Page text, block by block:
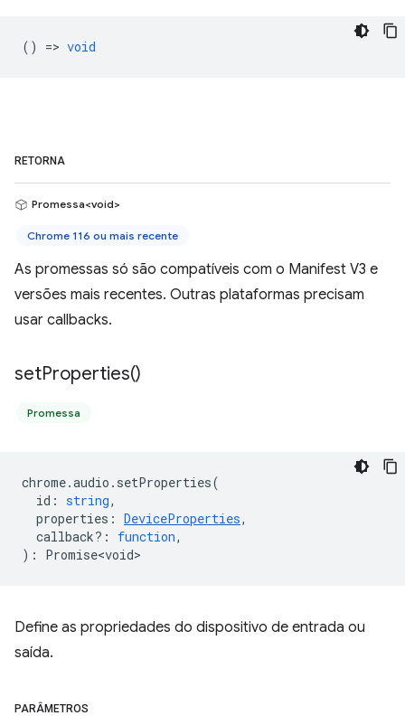
() => void
RETORNA
Promessa<void>
Chrome 116 ou mais recente
As promessas só são compatíveis com o Manifest V3 e
versões mais recentes. Outras plataformas precisam
usar callbacks.
setProperties()
Promessa
chrome.audio . setProperties(
id : string,
properties : DeviceProperties,
callback? : function,
) : Promise<void>
Define as propriedades do dispositivo de entrada ou
saída.
PARÂMETROS